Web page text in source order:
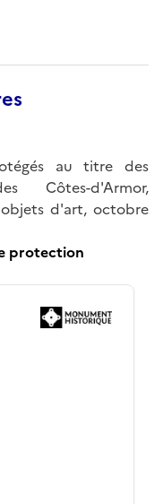
au titre des
Côtes-d'Armor,
d'art, octobre
protection